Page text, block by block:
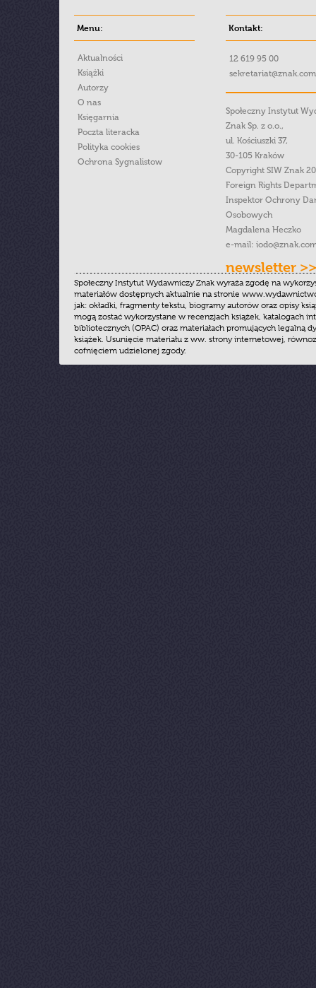
Menu:
Aktualności
Książki
Autorzy
O nas
Księgarnia
Poczta literacka
Polityka cookies
Ochrona Sygnalistow
Kontakt:
12 619 95 00
Społeczny Instytut
Znak Sp. z o.o.,
ul. Kościuszki 37,
30-105 Kraków
Copyright SIW Znak
Foreign Rights
Inspektor Ochrony
Osobowych
Magdalena Heczko
e-mail:
newsletter >>
Społeczny Instytut Wydawniczy Znak wyraża zgodę na
materiałów dostępnych aktualnie na stronie
jak: okładki, fragmenty tekstu, biogramy autorów oraz opisy
mogą zostać wykorzystane w recenzjach książek, katalogach
bibliotecznych (OPAC) oraz materiałach promujących legalną
książek. Usunięcie materiału z ww. strony internetowej,
cofnięciem udzielonej zgody.